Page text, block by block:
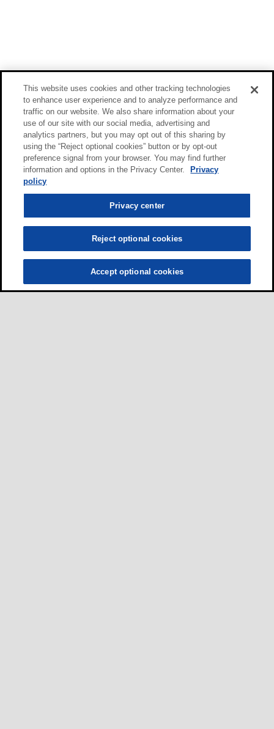
This website uses cookies and other tracking technologies
to enhance user experience and to analyze performance and
traffic on our website. We also share information about your
use of our site with our social media, advertising and
analytics partners, but you may opt out of this sharing by
using the “Reject optional cookies” button or by opt-out
preference signal from your browser. You may find further
information and options in the Privacy Center.
Privacy
policy
Privacy center
Reject optional cookies
Accept optional cookies